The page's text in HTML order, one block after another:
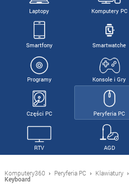
Laptopy Komputery PC
Smartfony Smartwatche
Programy Konsole i Gry
Części PC Peryferia PC
RTV AGD
Komputery360 › Peryferia PC › Klawiatury ›
Keyboard